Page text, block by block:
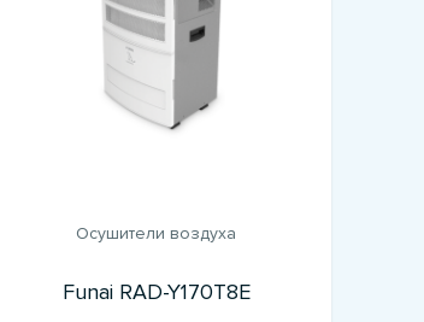
Осушители воздуха
Funai RAD-Y170T8E